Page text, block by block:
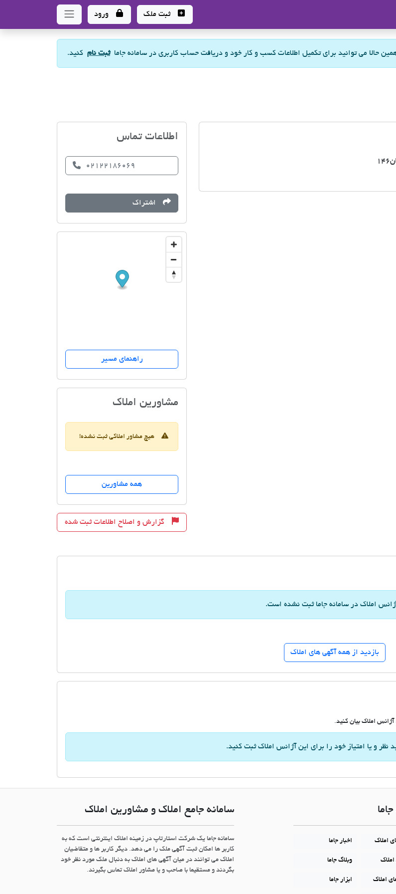
ثبت ملک ورود
حالا می توانید برای تکمیل اطلاعات کسب و کار خود و دریافت حساب کاربری در سامانه جاماثبت نام کنید.
اطلاعات تماس
02122186069
اشتراک
راهنمای مسیر
مشاورین املاکمسکن فانوس
هیچ مشاور املاکی ثبت نشده!
همه مشاورین
گزارش و اصلاح اطلاعات ثبت شده
املاک در سامانه جاما ثبت نشده است.
بازدید از همه آگهی های املاک
املاک بیان کنید.
نظر و یا امتیاز خود را برای این آژانس املاک ثبت کنید.
املاک اخبار جاما
وبلاگ جاما
املاک ابزار جاما
سامانه جامع املاک و مشاورین املاک
سامانه جاما یک شرکت استارتاپ در زمینه املاک اینترنتی است که به
کاربر ها امکان ثبت آگهی ملک را می دهد. دیگر کاربر ها و متقاضیان
املاک می توانند در میان آگهی های املاک به دنبال ملک مورد نظر خود
بگردند و مستقیما با صاحب و یا مشاور املاک تماس بگیرند.